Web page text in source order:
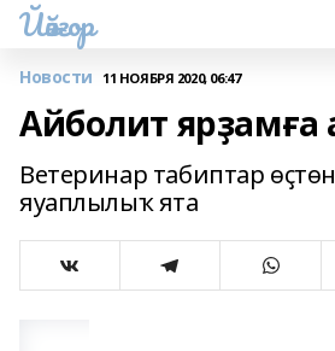
Йәйғор
Новости 11 НОЯБРЯ 2020, 06:47
Айболит
Ветеринар табиптар
яуаплылыҡ ята